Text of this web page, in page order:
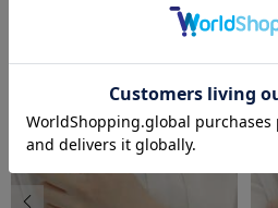
前の画像